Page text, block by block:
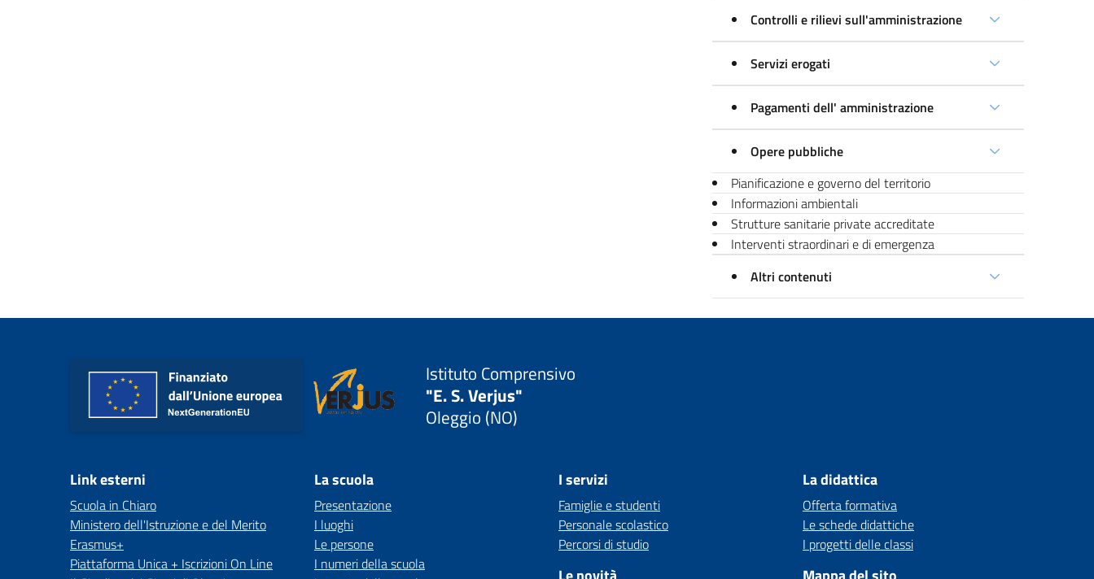
Controlli e rilievi sull'amministrazione
Servizi erogati
Pagamenti dell' amministrazione
Opere pubbliche
Pianificazione e governo del territorio
Informazioni ambientali
Strutture sanitarie private accreditate
Interventi straordinari e di emergenza
Altri contenuti
Istituto Comprensivo
"E. S. Verjus"
Oleggio (NO)
Link esterni
Scuola in Chiaro
Ministero dell'Istruzione e del Merito
Erasmus+
Piattaforma Unica + Iscrizioni On Line
La scuola
Presentazione
I luoghi
Le persone
I numeri della scuola
I servizi
Famiglie e studenti
Personale scolastico
Percorsi di studio
La didattica
Offerta formativa
Le schede didattiche
I progetti delle classi